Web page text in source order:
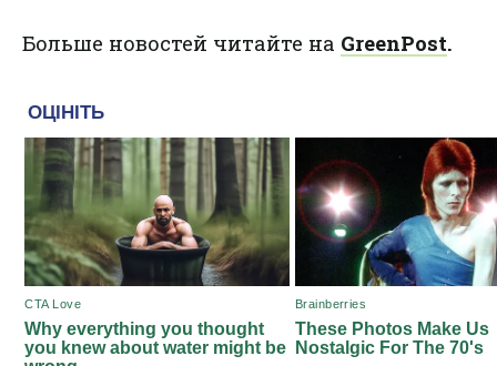
Больше новостей читайте на GreenPost.